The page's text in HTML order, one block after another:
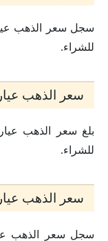
للشراء.
سعر الذهب عيار 14
للشراء.
سعر الذهب عيار 12